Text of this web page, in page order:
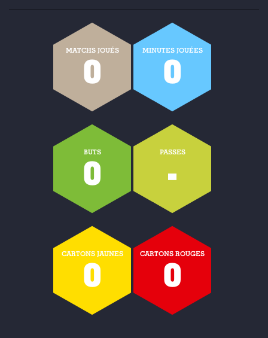
MATCHS JOUÉS
0
MINUTES JOUÉES
0
BUTS
0
PASSES
-
CARTONS JAUNES
0
CARTONS ROUGES
0